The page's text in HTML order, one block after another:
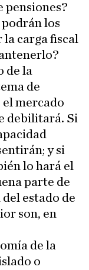
pensiones?
los
carga fiscal
de la
de
mercado
debilitará. Si
y si
lo hará el
parte de
estado de
son, en
de la
o